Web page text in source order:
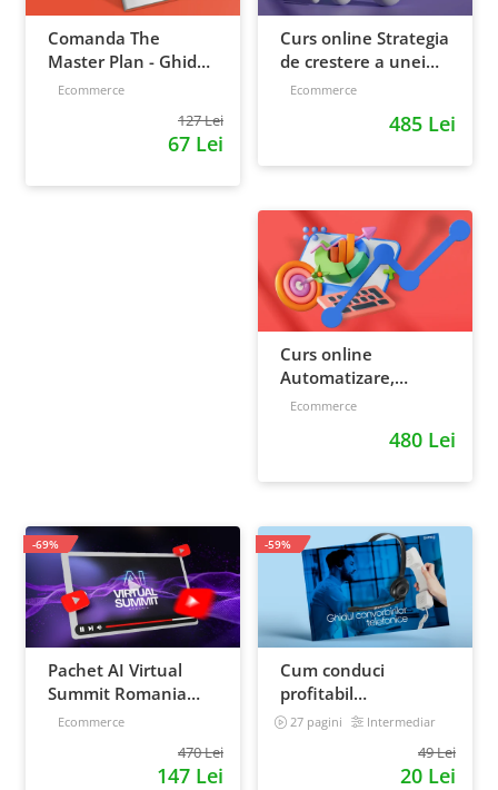
Comanda The
Master Plan - Ghid
pentru antreprenori,
Ecommerce
127 Lei
67 Lei
Curs online Strategia
de crestere a unei
afaceri - de la idee, la
Ecommerce
485 Lei
Curs online
Automatizare,
scalare si loializare:
strategia de business
Ecommerce
480 Lei
Pachet AI Virtual
Summit Romania
2026: inregistrari +
Ecommerce
470 Lei
147 Lei
-69%
Cum conduci
profitabil
convorbirile
27 pagini Intermediar
49 Lei
20 Lei
-59%